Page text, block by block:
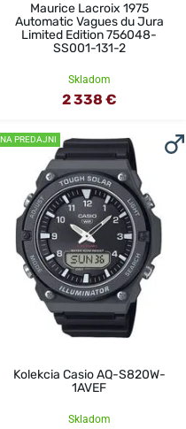
Maurice Lacroix 1975
Automatic Vagues du Jura
Limited Edition 756048-
SS001-131-2
Skladom
2 338 €
NA PREDAJNI
Kolekcia Casio AQ-S820W-
1AVEF
Skladom